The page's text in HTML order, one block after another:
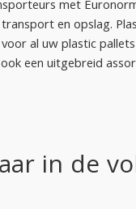
met
en opslag.
al uw plastic
een uitgebreid
in de